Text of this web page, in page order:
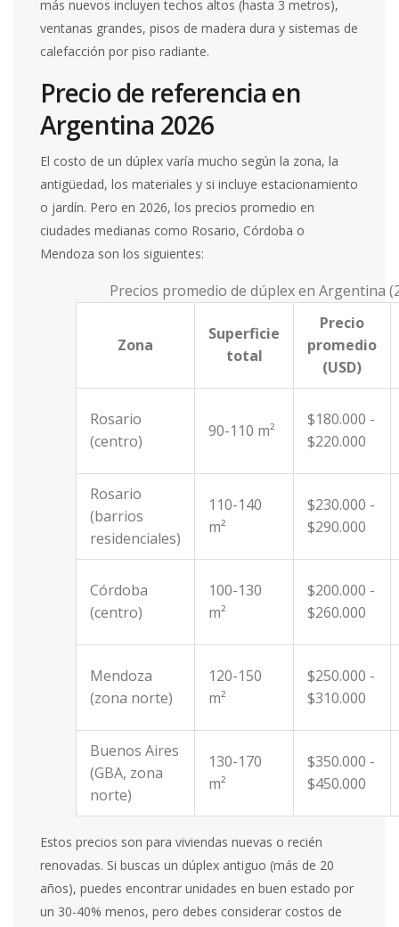
más nuevos incluyen techos altos (hasta 3 metros),
ventanas grandes, pisos de madera dura y sistemas de
calefacción por piso radiante.
Precio de referencia en
Argentina 2026
El costo de un dúplex varía mucho según la zona, la
antigüedad, los materiales y si incluye estacionamiento
o jardín. Pero en 2026, los precios promedio en
ciudades medianas como Rosario, Córdoba o
Mendoza son los siguientes:
Precios promedio de dúplex en Argentina
Zona
Superficie
total
Precio
promedio
(USD)
Rosario
(centro)
90-110 m²
$180.000 -
$220.000
Rosario
(barrios
residenciales)
110-140
m²
$230.000 -
$290.000
Córdoba
(centro)
100-130
m²
$200.000 -
$260.000
Mendoza
(zona norte)
120-150
m²
$250.000 -
$310.000
Buenos Aires
(GBA, zona
norte)
130-170
m²
$350.000 -
$450.000
Estos precios son para viviendas nuevas o recién
renovadas. Si buscas un dúplex antiguo (más de 20
años), puedes encontrar unidades en buen estado por
un 30-40% menos, pero debes considerar costos de